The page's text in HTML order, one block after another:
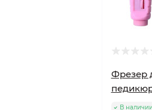
Фрезер
В наличии